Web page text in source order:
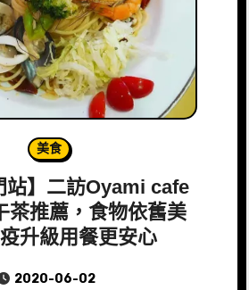
美食
站】二訪Oyami cafe
茶推薦，食物依舊美
升級用餐更安心
2020-06-02